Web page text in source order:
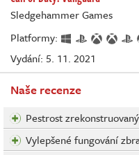
Sledgehammer Games
Platformy:
Vydání: 5. 11. 2021
Naše recenze
Pestrost
Vylepšené fungování